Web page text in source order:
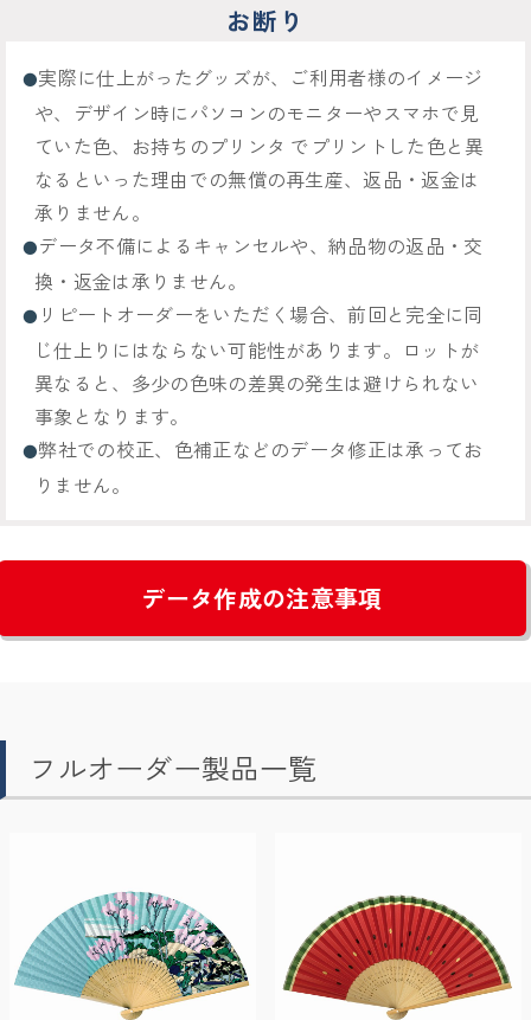
お断り
実際に仕上がったグッズが、ご利用者様のイメージ
や、デザイン時にパソコンのモニターやスマホで見
ていた色、お持ちのプリンタ でプリントした色と異
なるといった理由での無償の再生産、返品・返金は
承りません。
データ不備によるキャンセルや、納品物の返品・交
換・返金は承りません。
リピートオーダーをいただく場合、前回と完全に同
じ仕上りにはならない可能性があります。ロットが
異なると、多少の色味の差異の発生は避けられない
事象となります。
弊社での校正、色補正などのデータ修正は承ってお
りません。
データ作成の注意事項
フルオーダー製品一覧